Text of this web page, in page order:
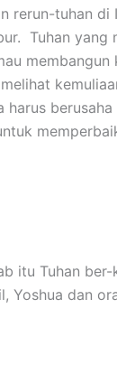
tuhan
Tuhan
itu Tuhan
Yoshua dan